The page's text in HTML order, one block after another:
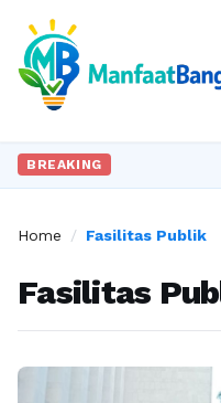
BREAKING
Home / Fasilitas Publik
Fasilitas